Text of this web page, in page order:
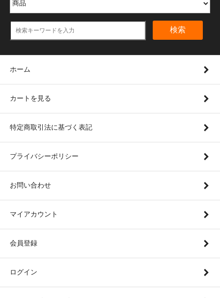
検索
ホーム
カートを見る
特定商取引法に基づく表記
プライバシーポリシー
お問い合わせ
マイアカウント
会員登録
ログイン